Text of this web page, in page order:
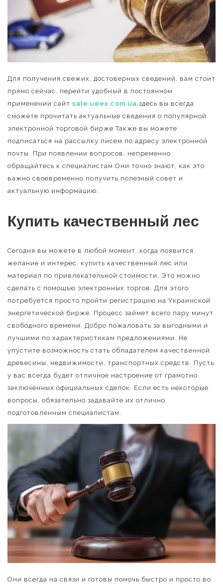
Для получения свежих, достоверных сведений, вам стоит
прямо сейчас, перейти удобный в постоянном
применении сайт sale.ueex.com.ua,здесь вы всегда
сможете прочитать актуальные сведения о популярной
электронной торговой бирже Также вы можете
подписаться на рассылку писем по адресу электронной
почты. При появлении вопросов, непременно
обращайтесь к специалистам.Они точно знают, как это
важно своевременно получить полезный совет и
актуальную информацию.
Купить качественный лес
Сегодня вы можете в любой момент, когда появится
желание и интерес, купить качественный лес или
материал по привлекательной стоимости. Это можно
сделать с помощью электронных торгов. Для этого
потребуется просто пройти регистрацию на Украинской
энергетической бирже. Процесс займет всего пару минут
свободного времени. Добро пожаловать за выгодными и
лучшими по характеристикам предложениями. Не
упустите возможность стать обладателем качественной
древесины, недвижимости, транспортных средств. Пусть
у вас всегда будет отличное настроение от грамотно
заключенных официальных сделок. Если есть некоторые
вопросы, обязательно задавайте их отлично
подготовленным специалистам.
Они всегда на связи и готовы помочь быстро и просто во